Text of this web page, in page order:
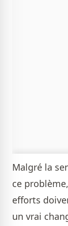
Malgré la
ce
efforts
un vrai